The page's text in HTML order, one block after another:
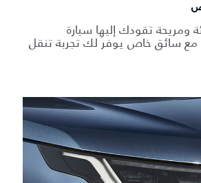
ومريحة تقودك إليها سيارة
مع سائق خاص يوفر لك تجربة تنقل